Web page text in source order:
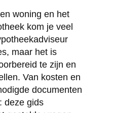
woning en het
kom je veel
maar het is
te zijn en
Van kosten en
documenten
deze gids